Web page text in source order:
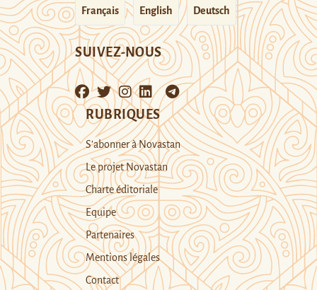
Français English Deutsch
SUIVEZ-NOUS
RUBRIQUES
S’abonner à Novastan
Le projet Novastan
Charte éditoriale
Equipe
Partenaires
Mentions légales
Contact